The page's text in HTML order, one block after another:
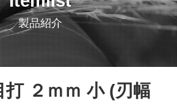
製品紹介
打 ２ｍｍ 小 (刃幅